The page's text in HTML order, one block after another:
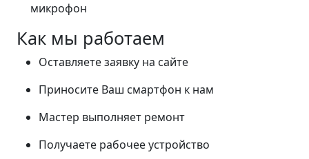
микрофон
Как мы работаем
Оставляете заявку на сайте
Приносите Ваш смартфон к нам
Мастер выполняет ремонт
Получаете рабочее устройство